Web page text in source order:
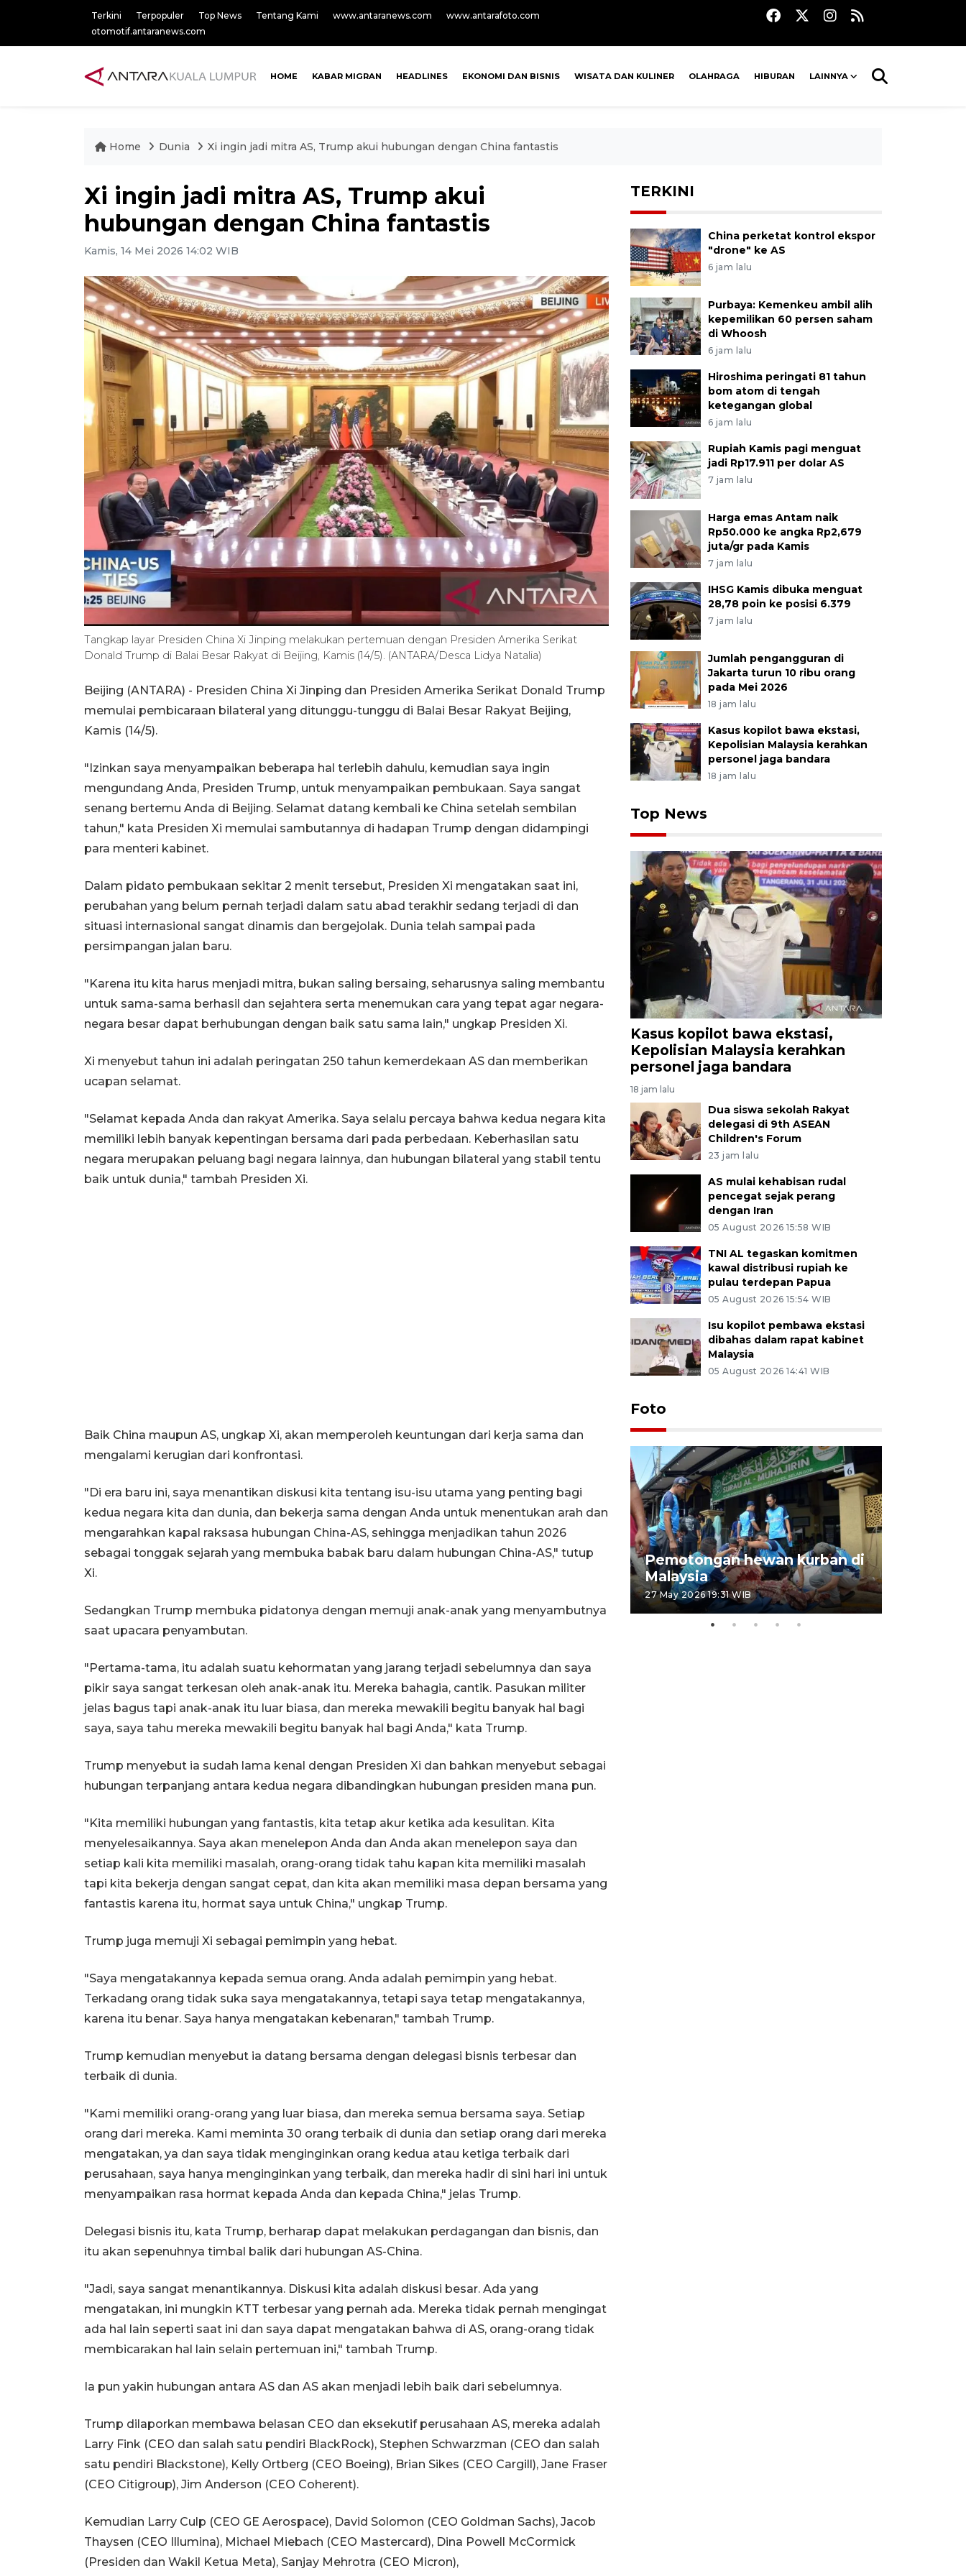
Terkini Terpopuler Top News Tentang Kami www.antaranews.com
www.antarafoto.com
otomotif.antaranews.com
HOME KABAR MIGRAN HEADLINES EKONOMI DAN BISNIS WISATA DAN KULINER OLAHRAGA HIBURAN LAINNYA
Home Dunia Xi ingin jadi mitra AS, Trump akui hubungan dengan China fantastis
Xi ingin jadi mitra AS, Trump akui
hubungan dengan China fantastis
Kamis, 14 Mei 2026 14:02 WIB
Tangkap layar Presiden China Xi Jinping melakukan pertemuan dengan Presiden Amerika Serikat
Donald Trump di Balai Besar Rakyat di Beijing, Kamis (14/5). (ANTARA/Desca Lidya Natalia)
Beijing (ANTARA) - Presiden China Xi Jinping dan Presiden Amerika Serikat Donald Trump
memulai pembicaraan bilateral yang ditunggu-tunggu di Balai Besar Rakyat Beijing,
Kamis (14/5).
"Izinkan saya menyampaikan beberapa hal terlebih dahulu, kemudian saya ingin
mengundang Anda, Presiden Trump, untuk menyampaikan pembukaan. Saya sangat
senang bertemu Anda di Beijing. Selamat datang kembali ke China setelah sembilan
tahun," kata Presiden Xi memulai sambutannya di hadapan Trump dengan didampingi
para menteri kabinet.
Dalam pidato pembukaan sekitar 2 menit tersebut, Presiden Xi mengatakan saat ini,
perubahan yang belum pernah terjadi dalam satu abad terakhir sedang terjadi di dan
situasi internasional sangat dinamis dan bergejolak. Dunia telah sampai pada
persimpangan jalan baru.
"Karena itu kita harus menjadi mitra, bukan saling bersaing, seharusnya saling membantu
untuk sama-sama berhasil dan sejahtera serta menemukan cara yang tepat agar negara-
negara besar dapat berhubungan dengan baik satu sama lain," ungkap Presiden Xi.
Xi menyebut tahun ini adalah peringatan 250 tahun kemerdekaan AS dan memberikan
ucapan selamat.
"Selamat kepada Anda dan rakyat Amerika. Saya selalu percaya bahwa kedua negara kita
memiliki lebih banyak kepentingan bersama dari pada perbedaan. Keberhasilan satu
negara merupakan peluang bagi negara lainnya, dan hubungan bilateral yang stabil tentu
baik untuk dunia," tambah Presiden Xi.
Baik China maupun AS, ungkap Xi, akan memperoleh keuntungan dari kerja sama dan
mengalami kerugian dari konfrontasi.
"Di era baru ini, saya menantikan diskusi kita tentang isu-isu utama yang penting bagi
kedua negara kita dan dunia, dan bekerja sama dengan Anda untuk menentukan arah dan
mengarahkan kapal raksasa hubungan China-AS, sehingga menjadikan tahun 2026
sebagai tonggak sejarah yang membuka babak baru dalam hubungan China-AS," tutup
Xi.
Sedangkan Trump membuka pidatonya dengan memuji anak-anak yang menyambutnya
saat upacara penyambutan.
"Pertama-tama, itu adalah suatu kehormatan yang jarang terjadi sebelumnya dan saya
pikir saya sangat terkesan oleh anak-anak itu. Mereka bahagia, cantik. Pasukan militer
jelas bagus tapi anak-anak itu luar biasa, dan mereka mewakili begitu banyak hal bagi
saya, saya tahu mereka mewakili begitu banyak hal bagi Anda," kata Trump.
Trump menyebut ia sudah lama kenal dengan Presiden Xi dan bahkan menyebut sebagai
hubungan terpanjang antara kedua negara dibandingkan hubungan presiden mana pun.
"Kita memiliki hubungan yang fantastis, kita tetap akur ketika ada kesulitan. Kita
menyelesaikannya. Saya akan menelepon Anda dan Anda akan menelepon saya dan
setiap kali kita memiliki masalah, orang-orang tidak tahu kapan kita memiliki masalah
tapi kita bekerja dengan sangat cepat, dan kita akan memiliki masa depan bersama yang
fantastis karena itu, hormat saya untuk China," ungkap Trump.
Trump juga memuji Xi sebagai pemimpin yang hebat.
"Saya mengatakannya kepada semua orang. Anda adalah pemimpin yang hebat.
Terkadang orang tidak suka saya mengatakannya, tetapi saya tetap mengatakannya,
karena itu benar. Saya hanya mengatakan kebenaran," tambah Trump.
Trump kemudian menyebut ia datang bersama dengan delegasi bisnis terbesar dan
terbaik di dunia.
"Kami memiliki orang-orang yang luar biasa, dan mereka semua bersama saya. Setiap
orang dari mereka. Kami meminta 30 orang terbaik di dunia dan setiap orang dari mereka
mengatakan, ya dan saya tidak menginginkan orang kedua atau ketiga terbaik dari
perusahaan, saya hanya menginginkan yang terbaik, dan mereka hadir di sini hari ini untuk
menyampaikan rasa hormat kepada Anda dan kepada China," jelas Trump.
Delegasi bisnis itu, kata Trump, berharap dapat melakukan perdagangan dan bisnis, dan
itu akan sepenuhnya timbal balik dari hubungan AS-China.
"Jadi, saya sangat menantikannya. Diskusi kita adalah diskusi besar. Ada yang
mengatakan, ini mungkin KTT terbesar yang pernah ada. Mereka tidak pernah mengingat
ada hal lain seperti saat ini dan saya dapat mengatakan bahwa di AS, orang-orang tidak
membicarakan hal lain selain pertemuan ini," tambah Trump.
Ia pun yakin hubungan antara AS dan AS akan menjadi lebih baik dari sebelumnya.
Trump dilaporkan membawa belasan CEO dan eksekutif perusahaan AS, mereka adalah
Larry Fink (CEO dan salah satu pendiri BlackRock), Stephen Schwarzman (CEO dan salah
satu pendiri Blackstone), Kelly Ortberg (CEO Boeing), Brian Sikes (CEO Cargill), Jane Fraser
(CEO Citigroup), Jim Anderson (CEO Coherent).
Kemudian Larry Culp (CEO GE Aerospace), David Solomon (CEO Goldman Sachs), Jacob
Thaysen (CEO Illumina), Michael Miebach (CEO Mastercard), Dina Powell McCormick
(Presiden dan Wakil Ketua Meta), Sanjay Mehrotra (CEO Micron),
TERKINI
China perketat kontrol ekspor
"drone" ke AS
6 jam lalu
Purbaya: Kemenkeu ambil alih
kepemilikan 60 persen saham
di Whoosh
6 jam lalu
Hiroshima peringati 81 tahun
bom atom di tengah
ketegangan global
6 jam lalu
Rupiah Kamis pagi menguat
jadi Rp17.911 per dolar AS
7 jam lalu
Harga emas Antam naik
Rp50.000 ke angka Rp2,679
juta/gr pada Kamis
7 jam lalu
IHSG Kamis dibuka menguat
28,78 poin ke posisi 6.379
7 jam lalu
Jumlah pengangguran di
Jakarta turun 10 ribu orang
pada Mei 2026
18 jam lalu
Kasus kopilot bawa ekstasi,
Kepolisian Malaysia kerahkan
personel jaga bandara
18 jam lalu
Top News
Kasus kopilot bawa ekstasi,
Kepolisian Malaysia kerahkan
personel jaga bandara
18 jam lalu
Dua siswa sekolah Rakyat
delegasi di 9th ASEAN
Children's Forum
23 jam lalu
AS mulai kehabisan rudal
pencegat sejak perang
dengan Iran
05 August 2026 15:58 WIB
TNI AL tegaskan komitmen
kawal distribusi rupiah ke
pulau terdepan Papua
05 August 2026 15:54 WIB
Isu kopilot pembawa ekstasi
dibahas dalam rapat kabinet
Malaysia
05 August 2026 14:41 WIB
Foto
Pemotongan hewan kurban di
Malaysia
27 May 2026 19:31 WIB